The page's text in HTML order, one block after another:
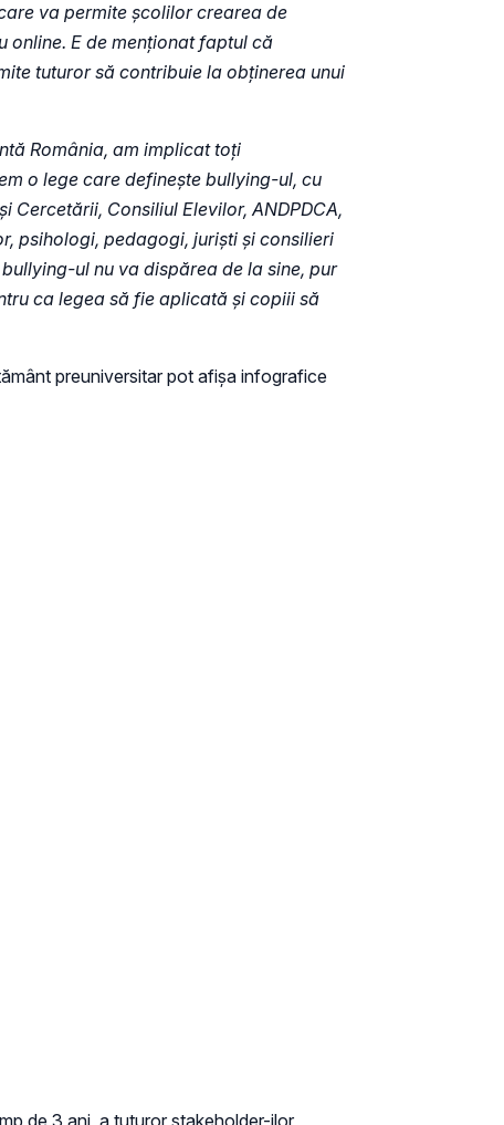
va permite școlilor crearea de
online. E de menționat faptul că
tuturor să contribuie la obținerea unui
România, am implicat toți
o lege care definește bullying-ul, cu
Consiliul Elevilor, ANDPDCA,
psihologi, pedagogi, juriști și consilieri
ul nu va dispărea de la sine, pur
ca legea să fie aplicată și copiii să
preuniversitar pot afișa infografice
de 3 ani, a tuturor stakeholder-ilor